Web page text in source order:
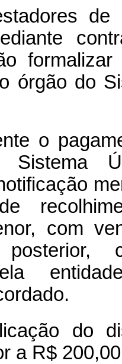
de
órgão do
o
Sistema
com
do
a R$